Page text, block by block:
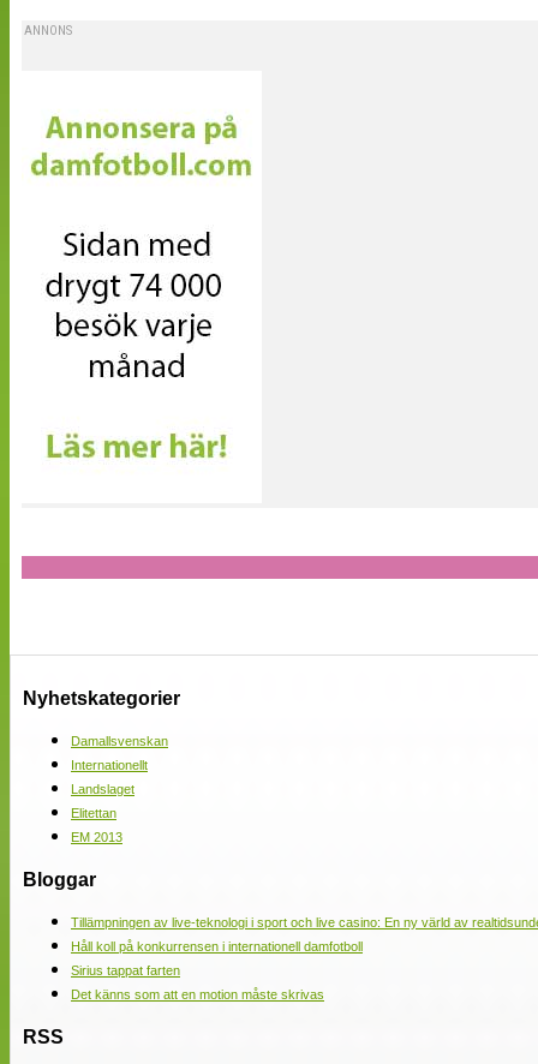
ANNONS
Nyhetskategorier
Damallsvenskan
Internationellt
Landslaget
Elitettan
EM 2013
Bloggar
Tillämpningen av live-teknologi i sport och live casino: En ny värld av
Håll koll på konkurrensen i internationell damfotboll
Sirius tappat farten
Det känns som att en motion måste skrivas
RSS